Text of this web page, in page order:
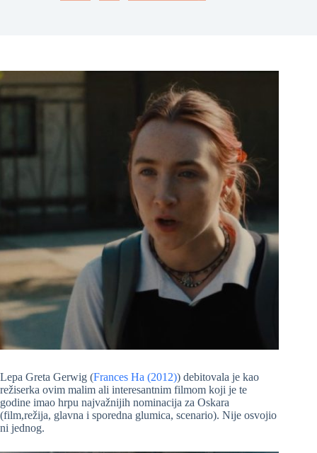
Lepa Greta Gerwig (Frances Ha (2012)) debitovala je kao
režiserka ovim malim ali interesantnim filmom koji je te
godine imao hrpu najvažnijih nominacija za Oskara
(film,režija, glavna i sporedna glumica, scenario). Nije osvojio
ni jednog.